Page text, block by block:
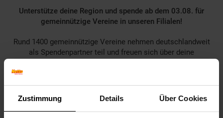
Zustimmung Details Über Cookies
Unterstütze deine Region und spende ab dem 03.08. für
gemeinnützige Vereine in unseren Filialen!
Rund 1400 gemeinnützige Vereine nehmen deutschlandweit
als Spendenpartner teil und freuen sich über deine
Spende für einen Verein in deiner Region, indem du an der
Kasse auf den nächsten 10 ct Betrag aufrundest oder dein
Pfand am Pfandautomaten spendest.
Welchen Verein du in deiner Region unterstützen kannst